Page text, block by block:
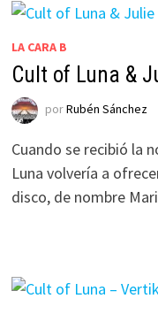
LA CARA B
Cult of Luna &
porRubén Sánchez
Cuando se recibió la
Luna volvería a
disco, de nombre